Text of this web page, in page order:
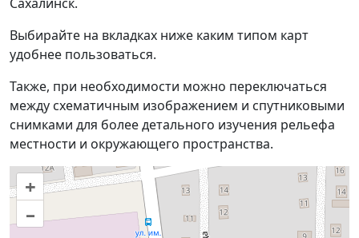
Выбирайте на вкладках ниже каким типом карт
удобнее пользоваться.
Также, при необходимости можно переключаться
между схематичным изображением и спутниковыми
снимками для более детального изучения рельефа
местности и окружающего пространства.
+
–